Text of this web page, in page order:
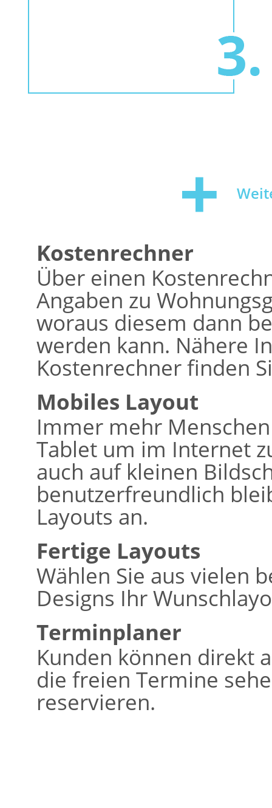
Kostenrechner
Über einen
Angaben zu
woraus diesem dann
werden kann. Nähere
Kostenrechner finden
Mobiles Layout
Immer mehr
Tablet um im Internet
auch auf kleinen
benutzerfreundlich
Layouts an.
Fertige Layouts
Wählen Sie aus vielen
Designs Ihr
Terminplaner
Kunden können direkt
die freien Termine
reservieren.